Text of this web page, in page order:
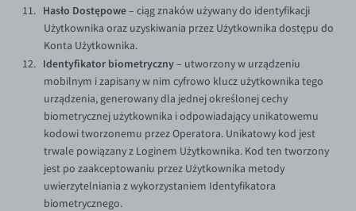
Hasło Dostępowe– ciąg znaków używany do identyfikacji
Użytkownika oraz uzyskiwania przez Użytkownika dostępu do
Konta Użytkownika.
Identyfikator biometryczny– utworzony w urządzeniu
mobilnym i zapisany w nim cyfrowo klucz użytkownika tego
urządzenia, generowany dla jednej określonej cechy
biometrycznej użytkownika i odpowiadający unikatowemu
kodowi tworzonemu przez Operatora. Unikatowy kod jest
trwale powiązany z Loginem Użytkownika. Kod ten tworzony
jest po zaakceptowaniu przez Użytkownika metody
uwierzytelniania z wykorzystaniem Identyfikatora
biometrycznego.